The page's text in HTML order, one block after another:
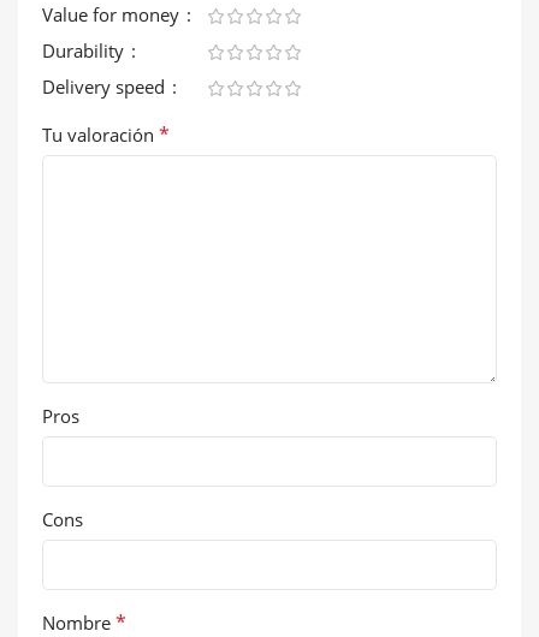
Value for money
Durability
Delivery speed
Tu valoración *
Pros
Cons
Nombre *